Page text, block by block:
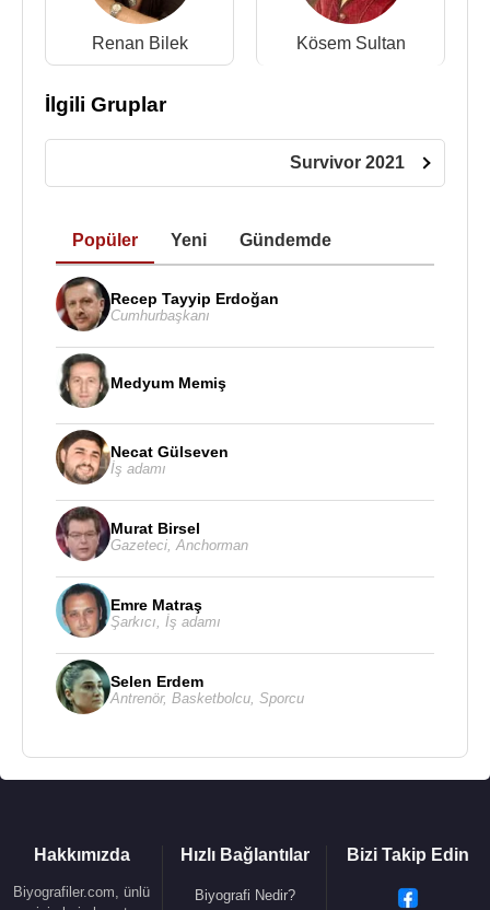
Renan Bilek Kösem Sultan
İlgili Gruplar
Survivor 2021
Popüler Yeni Gündemde
Recep Tayyip Erdoğan
Cumhurbaşkanı
Medyum Memiş
Necat Gülseven
İş adamı
Murat Birsel
Gazeteci Anchorman
Emre Matraş
Şarkıcı İş adamı
Selen Erdem
Antrenör, Basketbolcu Sporcu
Hakkımızda
Biyografiler.com, ünlü
Hızlı Bağlantılar
Biyografi Nedir?
Bizi Takip Edin